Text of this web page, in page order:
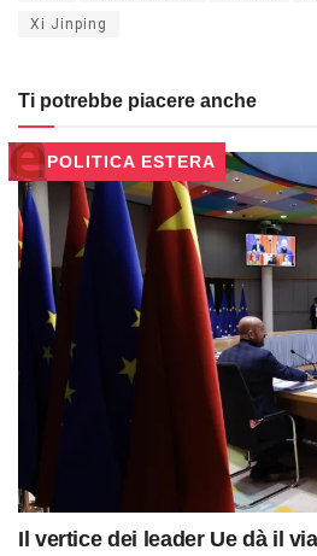
Xi Jinping
Ti potrebbe piacere anche
POLITICA ESTERA
Il vertice dei leader Ue dà il